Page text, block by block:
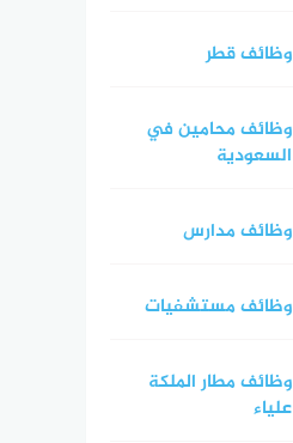
وظائف قطر
وظائف محامين في
السعودية
وظائف مدارس
وظائف مستشفيات
وظائف مطار الملكة
علياء